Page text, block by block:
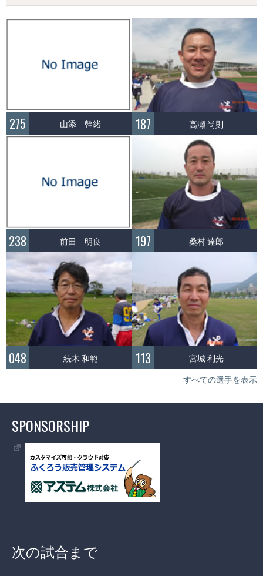
275 山添 幹緒 187 高瀬 尚則
238 前田 明良 197 桑村 達郎
048 続木 和範 113 宮城 利光
すべての選手を表示
SPONSORSHIP
次の試合まで